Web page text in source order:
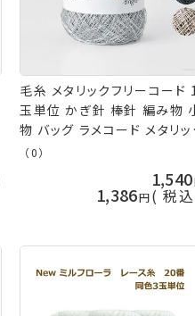
毛糸 メタリックフリーコード
玉単位 かぎ針 棒針 編み物
物 バッグ ラメコード メタリッ
金 銀 黒 ゴールド シルバー ブ
（0）
1,540
1,386 税込